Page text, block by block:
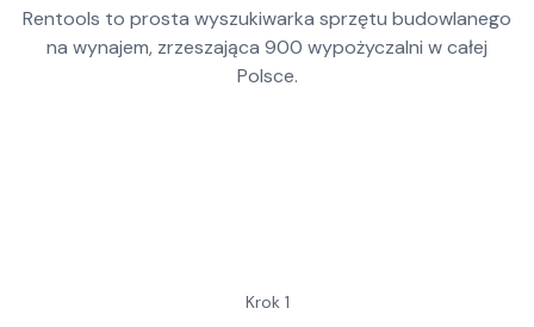
Rentools to prosta wyszukiwarka sprzętu budowlanego
na wynajem, zrzeszająca 900 wypożyczalni w całej
Polsce.
Krok 1